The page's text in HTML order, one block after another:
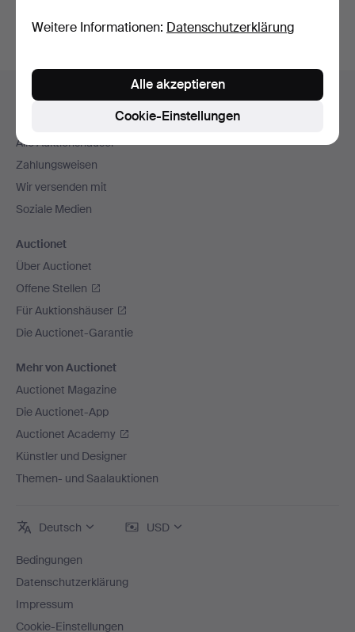
Navigation
Hilfe und Kontakt
Kontakt mit dem Support aufnehmen
Alle Auktionshäuser
Zahlungsweisen
Wir versenden mit
Soziale Medien
Auctionet
Über Auctionet
Offene Stellen
Für Auktionshäuser
Die Auctionet-Garantie
Mehr von Auctionet
Auctionet Magazine
Die Auctionet-App
Auctionet Academy
Künstler und Designer
Themen- und Saalauktionen
Deutsch USD
Bedingungen
Datenschutzerklärung
Impressum
Cookie-Einstellungen
Weitere Informationen: Datenschutzerklärung
Cookie-Einstellungen
Alle akzeptieren